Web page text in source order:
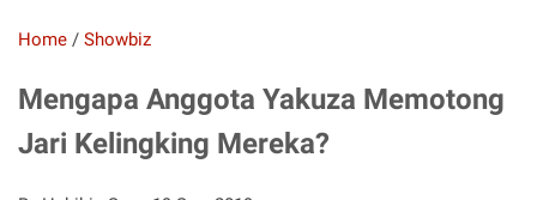
Home / Showbiz
Mengapa Anggota Yakuza Memotong
Jari Kelingking Mereka?